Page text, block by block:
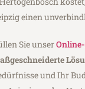
einen
Sie unser
und Ihr